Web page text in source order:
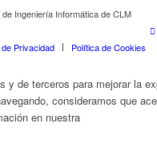
Ingeniería Informática de CLM
Privacidad Política de Cookies
y de terceros para mejorar la
consideramos que
en nuestra